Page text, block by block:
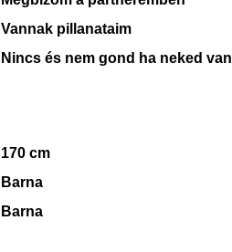
Vannak pillanataim
Nincs és nem gond ha neked van
170 cm
Barna
Barna